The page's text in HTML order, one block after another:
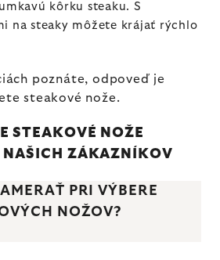
kôrku steaku. S
na steaky môžete krájať rýchlo
poznáte, odpoveď je
steakové nože.
STEAKOVÉ NOŽE
NAŠICH ZÁKAZNÍKOV
PRI VÝBERE
NOŽOV?